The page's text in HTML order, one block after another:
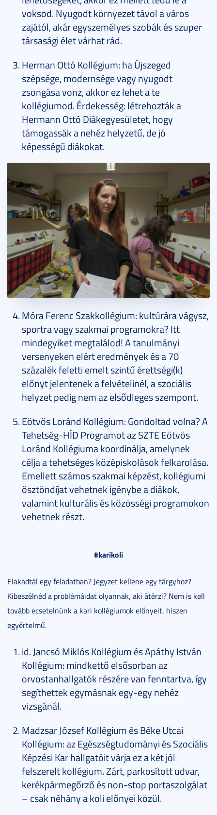
voksod. Nyugodt környezet távol a város
zajától, akár egyszemélyes szobák és szuper
társasági élet várhat rád.
Herman Ottó Kollégium: ha Újszeged
szépsége, modernsége vagy nyugodt
zsongása vonz, akkor ez lehet a te
kollégiumod. Érdekesség: létrehozták a
Hermann Ottó Diákegyesületet, hogy
támogassák a nehéz helyzetű, de jó
képességű diákokat.
Móra Ferenc Szakkollégium: kultúrára vágysz,
sportra vagy szakmai programokra? Itt
mindegyiket megtalálod! A tanulmányi
versenyeken elért eredmények és a 70
százalék feletti emelt szintű érettségi(k)
előnyt jelentenek a felvételinél, a szociális
helyzet pedig nem az elsődleges szempont.
Eötvös Loránd Kollégium: Gondoltad volna? A
Tehetség-HÍD Programot az SZTE Eötvös
Loránd Kollégiuma koordinálja, amelynek
célja a tehetséges középiskolások felkarolása.
Emellett számos szakmai képzést, kollégiumi
ösztöndíjat vehetnek igénybe a diákok,
valamint kulturális és közösségi programokon
vehetnek részt.
#karikoli
Elakadtál egy feladatban? Jegyzet kellene egy tárgyhoz?
Kibeszélnéd a problémáidat olyannak, aki átérzi? Nem is kell
tovább ecsetelnünk a kari kollégiumok előnyeit, hiszen
egyértelmű.
id. Jancsó Miklós Kollégium és Apáthy István
Kollégium: mindkettő elsősorban az
orvostanhallgatók részére van fenntartva, így
segíthettek egymásnak egy-egy nehéz
vizsgánál.
Madzsar József Kollégium és Béke Utcai
Kollégium: az Egészségtudományi és Szociális
Képzési Kar hallgatóit várja ez a két jól
felszerelt kollégium. Zárt, parkosított udvar,
kerékpármegőrző és non-stop portaszolgálat
– csak néhány a koli előnyei közül.